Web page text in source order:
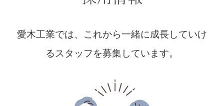
愛木工業では、これから一緒に成長していけ
るスタッフを募集しています。